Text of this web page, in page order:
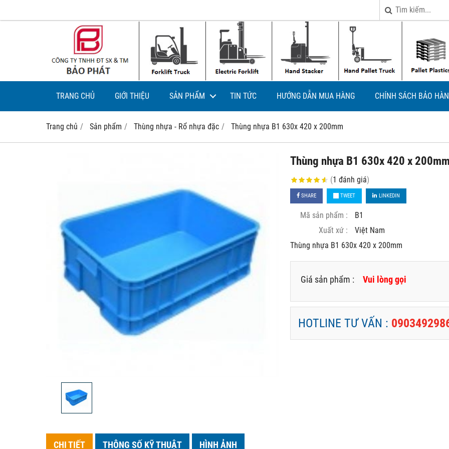
TRANG CHỦ GIỚI THIỆU SẢN PHẨM TIN TỨC HƯỚNG DẪN MUA HÀNG CHÍNH SÁCH BẢO
Trang chủ Sản phẩm Thùng nhựa - Rổ nhựa đặc Thùng nhựa B1 630x 420 x 200mm
Thùng nhựa B1 630x 420 x
(1đánh giá)
SHARE TWEET LINKEDIN
Mã sản phẩm :
B1
Xuất xứ :
Việt Nam
Thùng nhựa B1 630x 420 x 200mm
Giá sản phẩm : Vui lòng gọi
HOTLINE TƯ VẤN :
CHI TIẾT THÔNG SỐ KỸ THUẬT HÌNH ẢNH